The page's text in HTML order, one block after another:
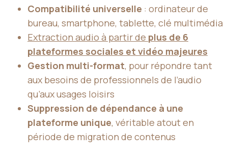
Compatibilité universelle : ordinateur de
bureau, smartphone, tablette, clé multimédia
Extraction audio à partir de plus de 6
plateformes sociales et vidéo majeures
Gestion multi-format, pour répondre tant
aux besoins de professionnels de l’audio
qu’aux usages loisirs
Suppression de dépendance à une
plateforme unique, véritable atout en
période de migration de contenus